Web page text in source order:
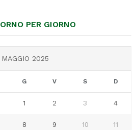
PER GIORNO
MAGGIO 2025
G V S D
1 2 3 4
8 9 10 11